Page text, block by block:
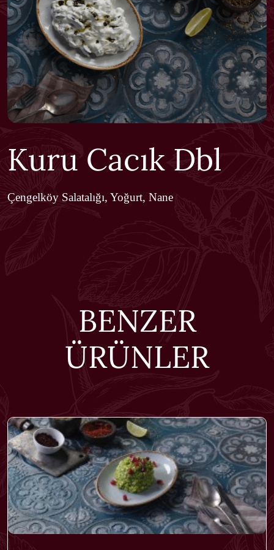
Kuru Cacık Dbl
Çengelköy Salatalığı, Yoğurt, Nane
BENZER
ÜRÜNLER